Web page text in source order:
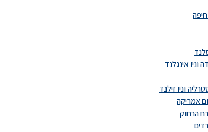
וניו אינגלנד
וניו זילנד
אמריקה
הרחוק